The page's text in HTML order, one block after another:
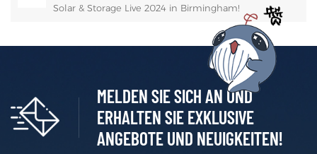
Solar & Storage Live 2024 in Birmingham!
MELDEN SIE SICH AN UND
ERHALTEN SIE EXKLUSIVE
ANGEBOTE UND NEUIGKEITEN!